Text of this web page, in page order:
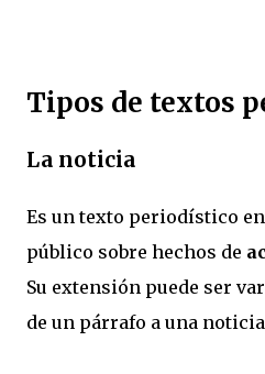
Tipos de textos
La noticia
Es un texto periodístico
público sobre hechos de
Su extensión puede ser
de un párrafo a una